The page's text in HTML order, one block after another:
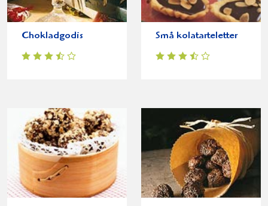
Chokladgodis Små kolatarteletter